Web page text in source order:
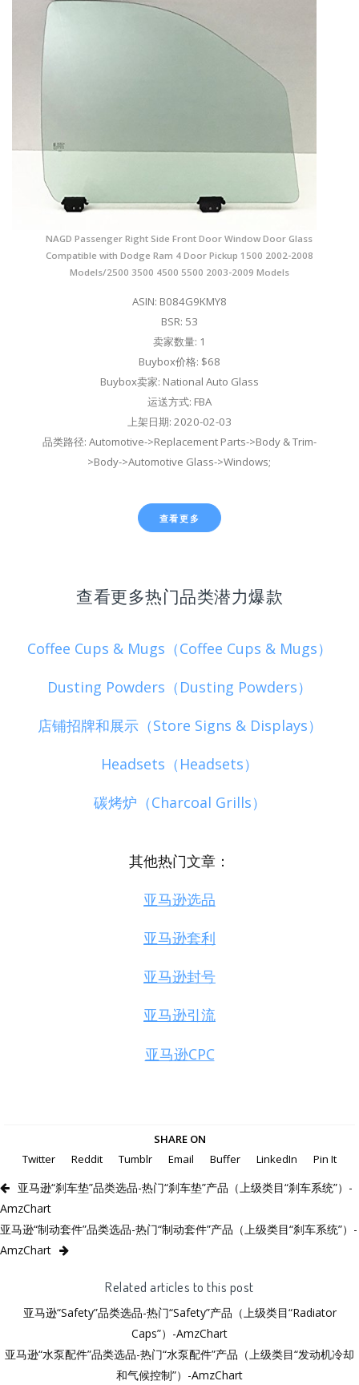
NAGD Passenger Right Side Front Door Window Door Glass
Compatible with Dodge Ram 4 Door Pickup 1500 2002-2008
Models/2500 3500 4500 5500 2003-2009 Models
ASIN: B084G9KMY8
BSR: 53
卖家数量: 1
Buybox价格: $68
Buybox卖家: National Auto Glass
运送方式: FBA
上架日期: 2020-02-03
品类路径: Automotive->Replacement Parts->Body & Trim-
>Body->Automotive Glass->Windows;
查看更多
查看更多热门品类潜力爆款
Coffee Cups & Mugs（Coffee Cups & Mugs）
Dusting Powders（Dusting Powders）
店铺招牌和展示（Store Signs & Displays）
Headsets（Headsets）
碳烤炉（Charcoal Grills）
其他热门文章：
亚马逊选品
亚马逊套利
亚马逊封号
亚马逊引流
亚马逊CPC
SHARE ON
Twitter
Reddit Tumblr Email Buffer LinkedIn Pin It
亚马逊“刹车垫”品类选品-热门“刹车垫”产品（上级类目“刹车系统”）-
AmzChart
亚马逊“制动套件”品类选品-热门“制动套件”产品（上级类目“刹车系统”）-
AmzChart
Related articles to this post
亚马逊“Safety”品类选品-热门“Safety”产品（上级类目“Radiator
Caps”）-AmzChart
亚马逊“水泵配件”品类选品-热门“水泵配件”产品（上级类目“发动机冷却
和气候控制”）-AmzChart